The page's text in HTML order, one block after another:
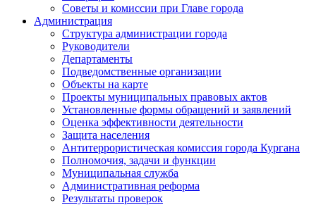
Советы и комиссии при Главе города
Администрация
Структура администрации города
Руководители
Департаменты
Подведомственные организации
Объекты на карте
Проекты муниципальных правовых актов
Установленные формы обращений и заявлений
Оценка эффективности деятельности
Защита населения
Антитеррористическая комиссия города Кургана
Полномочия, задачи и функции
Муниципальная служба
Административная реформа
Результаты проверок